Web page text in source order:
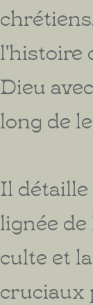
l'histoire
Dieu
long de
Il détaille
lignée de
culte et
cruciaux